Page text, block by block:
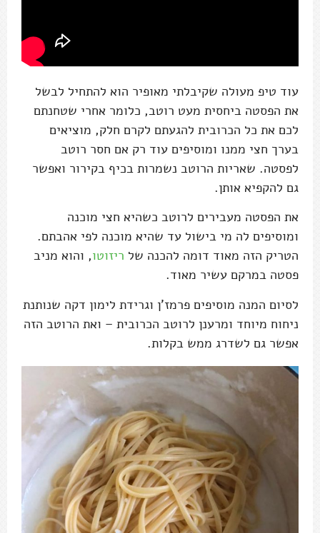
עוד טיפ מעולה שקיבלתי מאופיר הוא להתחיל לבשל
את הפסטה ביחסית מעט רוטב, כלומר אחרי שטחנתם
לכם את כל הכרובית להגעתם לקרם חלק, מוציאים
בערך חצי ממנו ומוסיפים עוד רק אם חסר רוטב
לפסטה. שאריות הרוטב נשמרות בכיף בקירור ואפשר
גם להקפיא אותן.
את הפסטה מעבירים לרוטב כשהיא חצי מוכנה
ומוסיפים לה מי בישול עד שהיא מוכנה לפי אהבתם.
הטריק הזה מאוד דומה להכנה של ריזוטו, והוא מניב
פסטה במרקם עשיר מאוד.
לסיום המנה מוסיפים פרמז'ן וגרידת לימון דקה שנותנת
ניחוח מיוחד ומרענן לרוטב הכרובית – ואת הרוטב הזה
אפשר גם לשדרג ממש בקלות.